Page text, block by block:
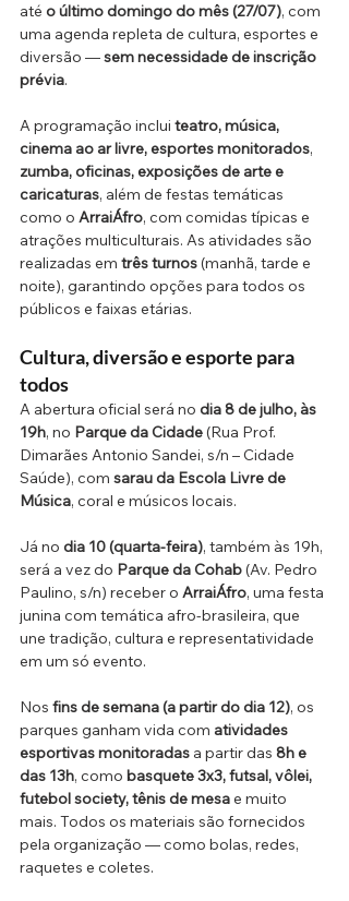
até o último domingo do mês (27/07), com
uma agenda repleta de cultura, esportes e
diversão — sem necessidade de inscrição
prévia.
A programação inclui teatro, música,
cinema ao ar livre, esportes monitorados,
zumba, oficinas, exposições de arte e
caricaturas, além de festas temáticas
como o ArraiÁfro, com comidas típicas e
atrações multiculturais. As atividades são
realizadas em três turnos (manhã, tarde e
noite), garantindo opções para todos os
públicos e faixas etárias.
Cultura, diversão e esporte para
todos
A abertura oficial será no dia 8 de julho, às
19h, no Parque da Cidade (Rua Prof.
Dimarães Antonio Sandei, s/n – Cidade
Saúde), com sarau da Escola Livre de
Música, coral e músicos locais.
Já no dia 10 (quarta-feira), também às 19h,
será a vez do Parque da Cohab (Av. Pedro
Paulino, s/n) receber o ArraiÁfro, uma festa
junina com temática afro-brasileira, que
une tradição, cultura e representatividade
em um só evento.
Nos fins de semana (a partir do dia 12), os
parques ganham vida com atividades
esportivas monitoradas a partir das 8h e
das 13h, como basquete 3x3, futsal, vôlei,
futebol society, tênis de mesa e muito
mais. Todos os materiais são fornecidos
pela organização — como bolas, redes,
raquetes e coletes.